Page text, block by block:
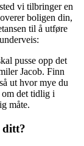
vi tilbringer en
boligen din,
til å utføre
pusse opp det
Jacob. Finn
ut hvor mye du
det tidlig i
måte.
ditt?